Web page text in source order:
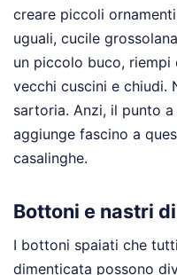
creare piccoli
uguali, cucile
un piccolo buco,
vecchi cuscini e chiudi.
sartoria. Anzi, il punto
aggiunge fascino a
casalinghe.
Bottoni e nastri
I bottoni spaiati che
dimenticata possono